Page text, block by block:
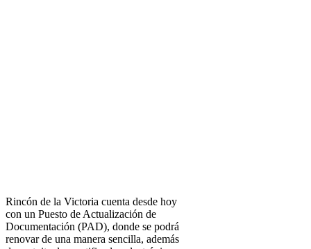
Rincón de la Victoria cuenta desde hoy
con un Puesto de Actualización de
Documentación (PAD), donde se podrá
renovar de una manera sencilla, además